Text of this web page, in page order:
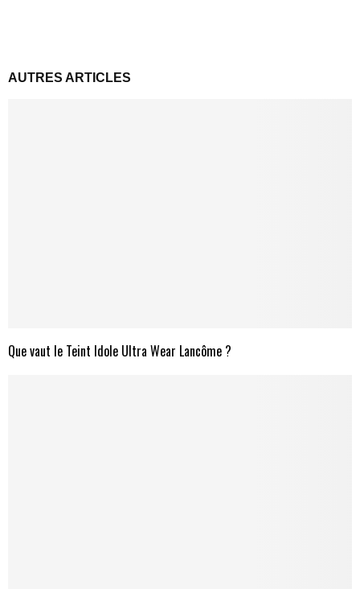
AUTRES ARTICLES
Que vaut le Teint Idole Ultra Wear Lancôme ?